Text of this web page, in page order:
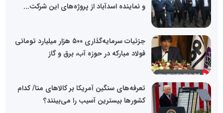
و نماینده اسدآباد از پروژه‌های این شرکت...
جزئیات سرمایه‌گذاری ۵۰۰ هزار میلیارد تومانی
فولاد مبارکه در حوزه آب، برق و گاز
تعرفه‌های سنگین آمریکا بر کالاهای منا/ کدام
کشورها بیسترین آسیب را می‌بینند؟